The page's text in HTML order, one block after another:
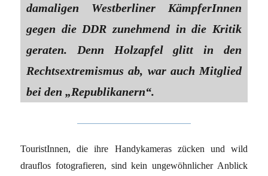
damaligen Westberliner KämpferInnen
gegen die DDR zunehmend in die Kritik
geraten. Denn Holzapfel glitt in den
Rechtsextremismus ab, war auch Mitglied
bei den „Republikanern“.
TouristInnen, die ihre Handykameras zücken und wild
drauflos fotografieren, sind kein ungewöhnlicher Anblick